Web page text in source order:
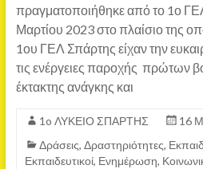
πραγματοποιήθηκε από το 1ο
Μαρτίου 2023 στο πλαίσιο της
1ου ΓΕΛ Σπάρτης είχαν την
τις ενέργειες παροχής πρώτων
έκτακτης ανάγκης και
1o ΛΥΚΕΙΟ ΣΠΑΡΤΗΣ
16
Δράσεις, Δραστηριότητες,
Εκπαιδευτικοί, Ενημέρωση,